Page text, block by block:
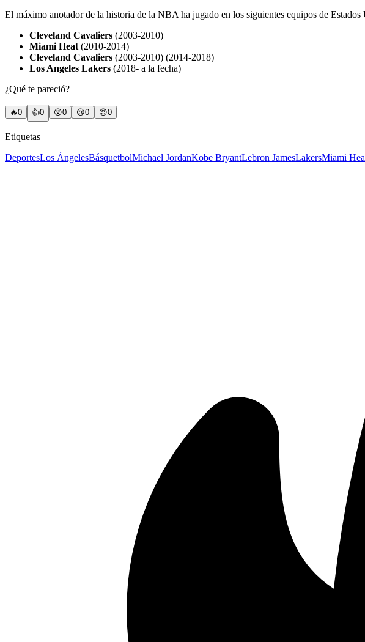
El máximo anotador de la historia de la NBA ha jugado en los siguientes equipos de Estados
Cleveland Cavaliers (2003-2010)
Miami Heat (2010-2014)
Cleveland Cavaliers (2003-2010) (2014-2018)
Los Angeles Lakers (2018- a la fecha)
¿Qué te pareció?
🔥0 👍0 😲0 😢0 😠0
Etiquetas
DeportesLos ÁngelesBásquetbolMichael JordanKobe BryantLebron JamesLakersMiami